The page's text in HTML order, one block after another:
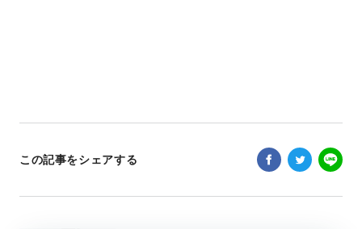
この記事をシェアする